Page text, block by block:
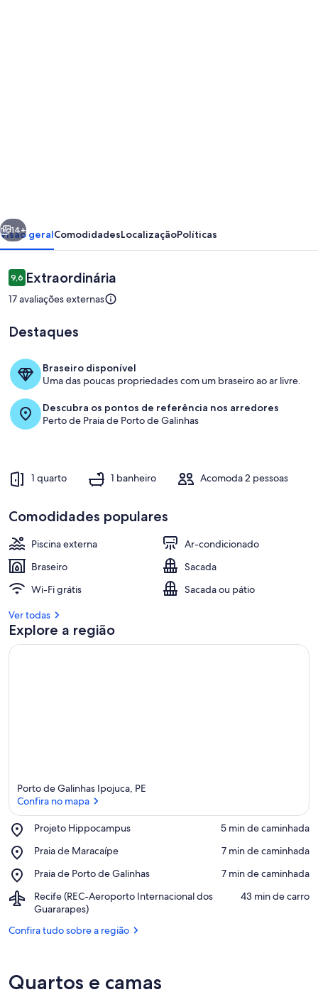
de
Galinhas
com
vista
próximo
ao
centro
Piscina
Próximo
14+
Visão geralComodidadesLocalizaçãoPolíticas
Avaliações
9,69,6 de 10
Extraordinária
17 avaliações externas
Destaques
Braseiro disponível
Uma das poucas propriedades com um braseiro ao ar livre.
Descubra os pontos de referência nos arredores
Perto de Praia de Porto de Galinhas
1 quarto 1 banheiro Acomoda 2 pessoas
Comodidades populares
Piscina externa
Ar-condicionado
Braseiro
Sacada
Wi-Fi grátis
Sacada ou pátio
Ver todas
Explore a região
Porto de Galinhas Ipojuca, PE
Confira no mapa
Projeto Hippocampus
Place,
Hippocampus
‪5 min de caminhada‬
Praia de Maracaípe
Place,
de
‪7 min de caminhada‬
Praia de Porto de Galinhas
Place,
de
Porto
Galinhas
‪7 min de caminhada‬
Recife (REC-Aeroporto Internacional dos
Guararapes)
Airport,
Recife
Aeroporto
‪43 min de carro‬
Confira tudo sobre a região
Quartos e camas